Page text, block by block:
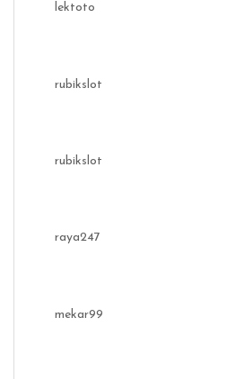
lektoto
rubikslot
rubikslot
raya247
mekar99